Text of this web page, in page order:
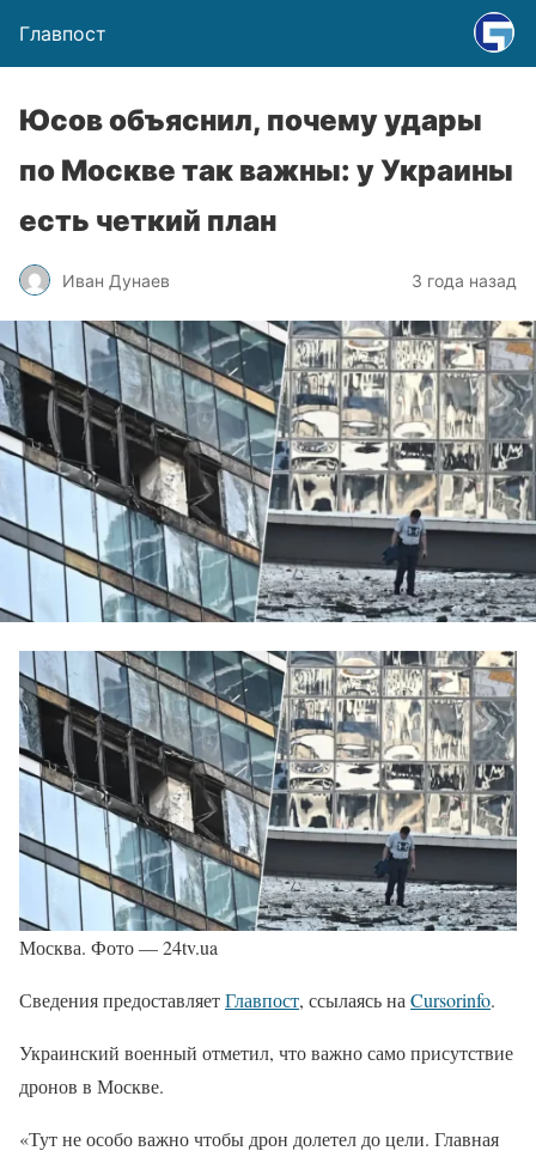
Главпост
Юсов объяснил, почему удары
по Москве так важны: у Украины
есть четкий план
Иван Дунаев 3 года назад
Москва. Фото — 24tv.ua
Сведения предоставляетГлавпост, ссылаясь на Cursorinfo.
Украинский военный отметил, что важно само присутствие
дронов в Москве.
«Тут не особо важно чтобы дрон долетел до цели. Главная